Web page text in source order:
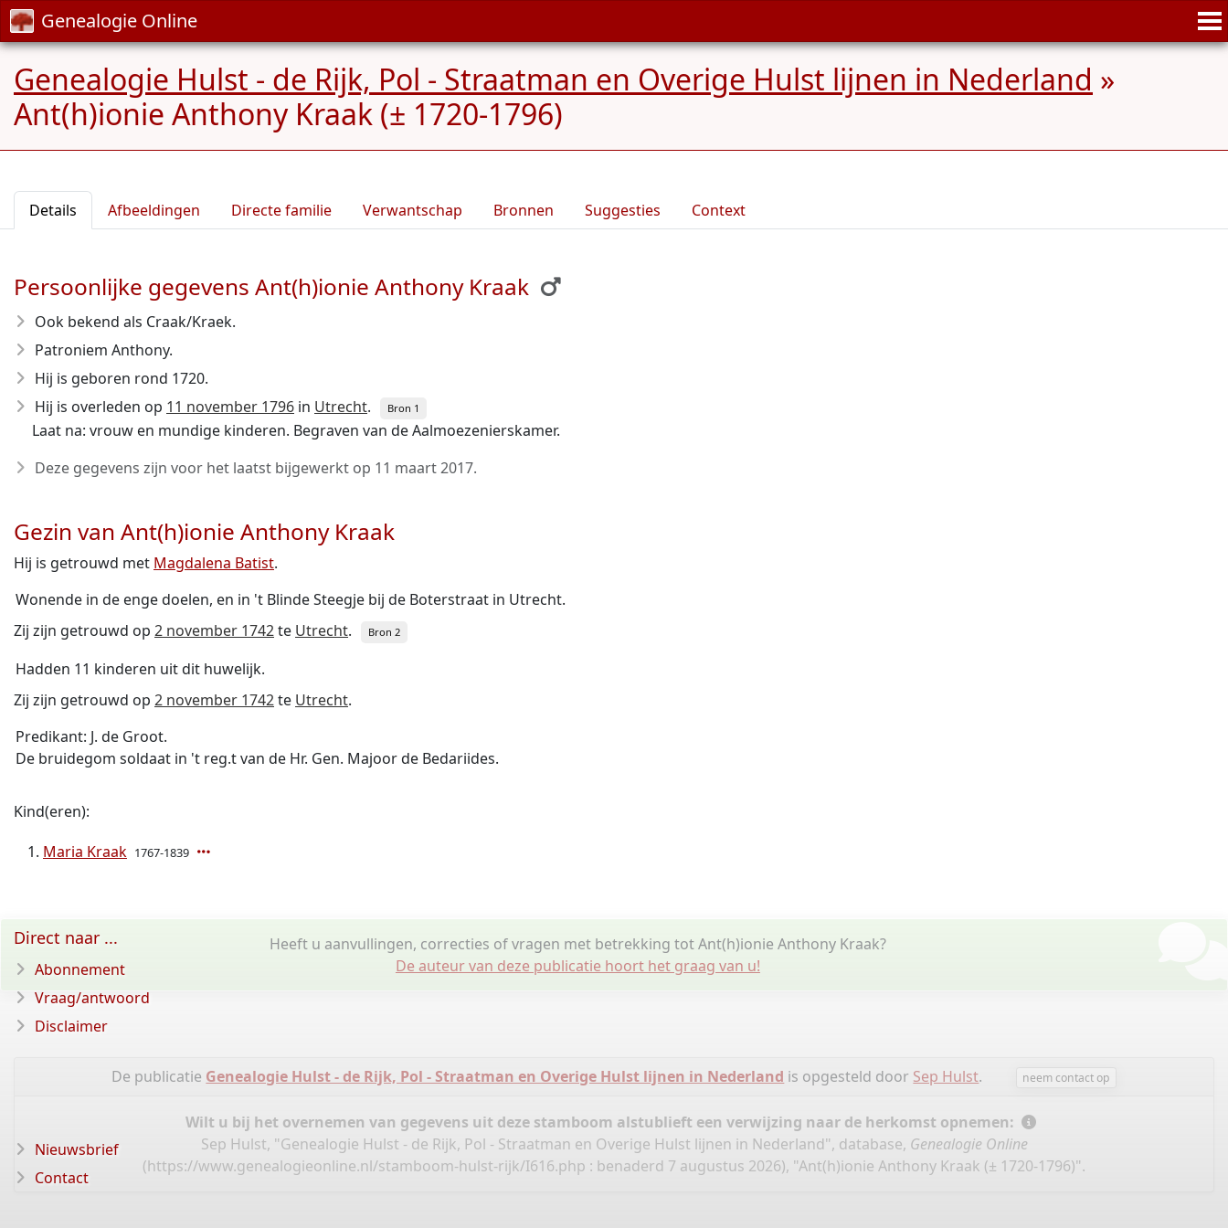
Genealogie Online
Genealogie Hulst - de Rijk, Pol - Straatman en Overige Hulst lijnen in Nederland »
Ant(h)ionie Anthony Kraak (± 1720-1796)
Details Afbeeldingen Directe familie Verwantschap Bronnen Suggesties Context
Persoonlijke gegevens Ant(h)ionie Anthony Kraak
Ook bekend als Craak/Kraek.
Patroniem Anthony.
Hij is geboren rond 1720.
Hij is overleden op 11 november 1796 in Utrecht. Bron 1
Laat na: vrouw en mundige kinderen. Begraven van de Aalmoezenierskamer.
Deze gegevens zijn voor het laatst bijgewerkt op 11 maart 2017.
Gezin van Ant(h)ionie Anthony Kraak
Hij is getrouwd met Magdalena Batist.
Wonende in de enge doelen, en in 't Blinde Steegje bij de Boterstraat in Utrecht.
Zij zijn getrouwd op 2 november 1742te Utrecht. Bron 2
Hadden 11 kinderen uit dit huwelijk.
Zij zijn getrouwd op 2 november 1742te Utrecht.
Predikant: J. de Groot.
De bruidegom soldaat in 't reg.t van de Hr. Gen. Majoor de Bedariides.
Kind(eren):
Maria Kraak 1767-1839
Heeft u aanvullingen, correcties of vragen met betrekking tot Ant(h)ionie Anthony Kraak?
De auteur van deze publicatie hoort het graag van u!
De publicatie Genealogie Hulst - de Rijk, Pol - Straatman en Overige Hulst lijnen in Nederland is opgesteld door Sep Hulst. neem contact op
Wilt u bij het overnemen van gegevens uit deze stamboom alstublieft een verwijzing naar de herkomst opnemen:
Sep Hulst, "Genealogie Hulst - de Rijk, Pol - Straatman en Overige Hulst lijnen in Nederland", database, Genealogie Online
(https://www.genealogieonline.nl/stamboom-hulst-rijk/I616.php : benaderd 7 augustus 2026), "Ant(h)ionie Anthony Kraak (± 1720-1796)".
Direct naar ...
Abonnement
Vraag/antwoord
Disclaimer
Nieuwsbrief
Contact